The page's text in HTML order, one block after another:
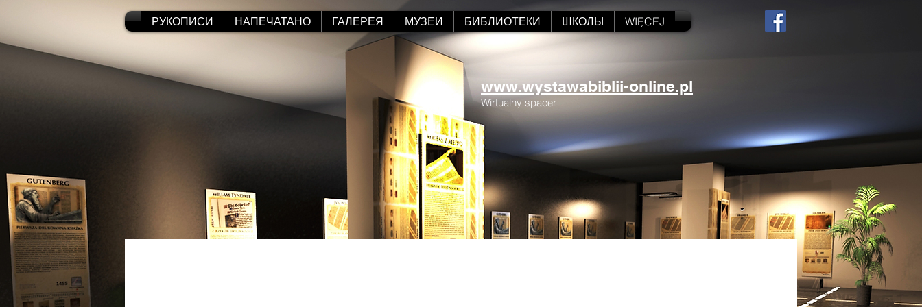
www.wystawabiblii-online.pl
Wirtualny spacer
РУКОПИСИ НАПЕЧАТАНО ГАЛЕРЕЯ МУЗЕИ БИБЛИОТЕКИ ШКОЛЫ WIĘCEJ